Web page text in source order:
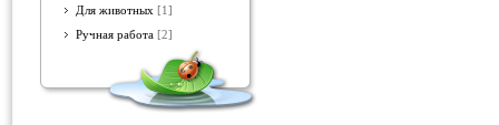
Для животных [1]
Ручная работа [2]